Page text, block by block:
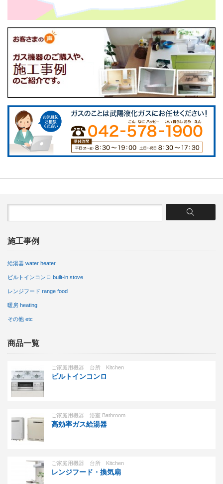
施工事例
給湯器 water heater
ビルトインコンロ built-in stove
レンジフード range food
暖房 heating
その他 etc
商品一覧
ご家庭用機器 台所 Kitchen
ビルトインコンロ
ご家庭用機器 浴室 Bathroom
高効率ガス給湯器
ご家庭用機器 台所 Kitchen
レンジフード・換気扇